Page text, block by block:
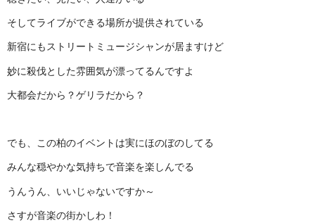
そしてライブができる場所が提供されている
新宿にもストリートミュージシャンが居ますけど
妙に殺伐とした雰囲気が漂ってるんですよ
大都会だから？ゲリラだから？
でも、この柏のイベントは実にほのぼのしてる
みんな穏やかな気持ちで音楽を楽しんでる
うんうん、いいじゃないですか～
さすが音楽の街かしわ！